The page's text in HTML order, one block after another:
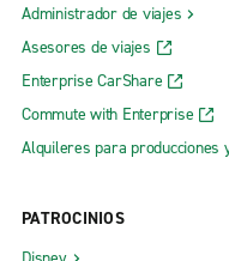
Administrador de viajes
Asesores de viajes
Enterprise CarShare
Commute with Enterprise
Alquileres para producciones
PATROCINIOS